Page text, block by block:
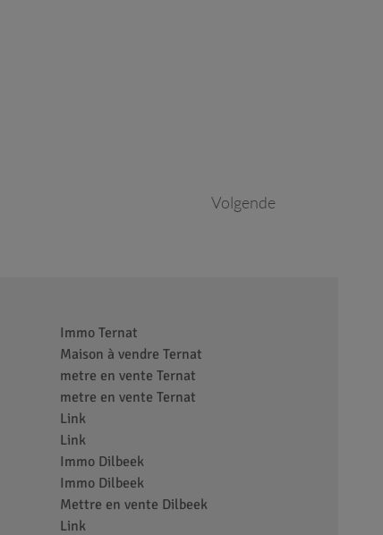
Volgende
Immo Ternat
Maison à vendre Ternat
metre en vente Ternat
metre en vente Ternat
Link
Link
Immo Dilbeek
Immo Dilbeek
Mettre en vente Dilbeek
Link